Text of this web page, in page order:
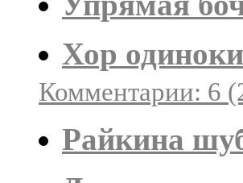
Хор
Комментарии: 6
Райкина